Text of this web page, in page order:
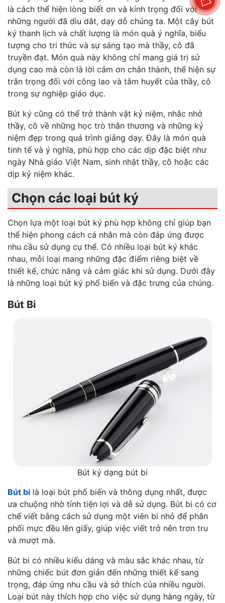
là cách thể hiện lòng biết ơn và kính trọng đối với
những người đã dìu dắt, dạy dỗ chúng ta. Một cây bút
ký thanh lịch và chất lượng là món quà ý nghĩa, biểu
tượng cho tri thức và sự sáng tạo mà thầy, cô đã
truyền đạt. Món quà này không chỉ mang giá trị sử
dụng cao mà còn là lời cảm ơn chân thành, thể hiện sự
trân trọng đối với công lao và tâm huyết của thầy, cô
trong sự nghiệp giáo dục.
Bút ký cũng có thể trở thành vật kỷ niệm, nhắc nhở
thầy, cô về những học trò thân thương và những kỷ
niệm đẹp trong quá trình giảng dạy. Đây là món quà
tinh tế và ý nghĩa, phù hợp cho các dịp đặc biệt như
ngày Nhà giáo Việt Nam, sinh nhật thầy, cô hoặc các
dịp kỷ niệm khác.
Chọn các loại bút ký
Chọn lựa một loại bút ký phù hợp không chỉ giúp bạn
thể hiện phong cách cá nhân mà còn đáp ứng được
nhu cầu sử dụng cụ thể. Có nhiều loại bút ký khác
nhau, mỗi loại mang những đặc điểm riêng biệt về
thiết kế, chức năng và cảm giác khi sử dụng. Dưới đây
là những loại bút ký phổ biến và đặc trưng của chúng.
Bút Bi
Bút ký dạng bút bi
Bút bi là loại bút phổ biến và thông dụng nhất, được
ưa chuộng nhờ tính tiện lợi và dễ sử dụng. Bút bi có cơ
chế viết bằng cách sử dụng một viên bi nhỏ để phân
phối mực đều lên giấy, giúp việc viết trở nên trơn tru
và mượt mà.
Bút bi có nhiều kiểu dáng và màu sắc khác nhau, từ
những chiếc bút đơn giản đến những thiết kế sang
trọng, đáp ứng nhu cầu và sở thích của nhiều người.
Loại bút này thích hợp cho việc sử dụng hàng ngày, từ